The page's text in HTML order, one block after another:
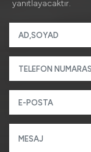
yanıtlayacaktır.